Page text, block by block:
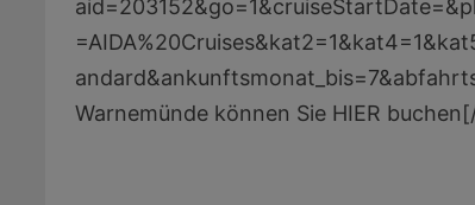
Warnemünde können Sie HIER